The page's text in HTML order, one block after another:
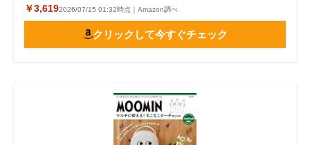
￥3,6192026/07/15 01:32時点｜Amazon調べ
クリックして今すぐチェック